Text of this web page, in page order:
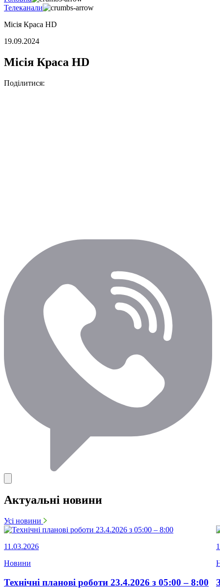
Телеканали
Місія Краса HD
19.09.2024
Місія Краса HD
Поділитися:
Актуальні новини
Усі новини
11.03.2026
Новини
Технічні планові роботи 23.4.2026 з 05:00 – 8:00